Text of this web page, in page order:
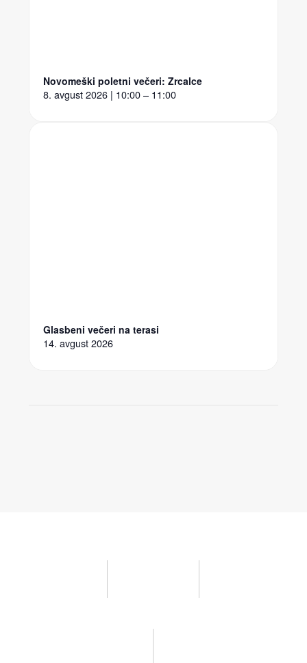
Novomeški poletni večeri: Zrcalce
8. avgust 2026 | 10:00 – 11:00
Glasbeni večeri na terasi
14. avgust 2026